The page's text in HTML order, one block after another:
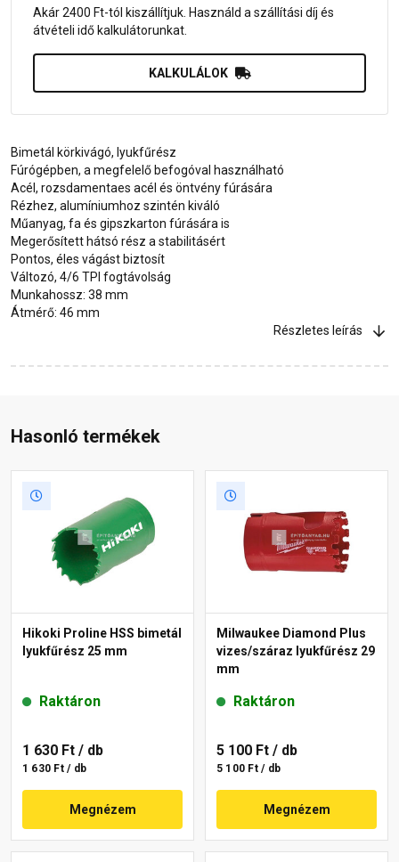
Akár 2400 Ft-tól kiszállítjuk. Használd a szállítási díj és
átvételi idő kalkulátorunkat.
KALKULÁLOK
Bimetál körkivágó, lyukfűrész
Fúrógépben, a megfelelő befogóval használható
Acél, rozsdamentaes acél és öntvény fúrására
Rézhez, alumíniumhoz szintén kiváló
Műanyag, fa és gipszkarton fúrására is
Megerősített hátsó rész a stabilitásért
Pontos, éles vágást biztosít
Változó, 4/6 TPI fogtávolság
Munkahossz: 38 mm
Átmérő: 46 mm
Részletes leírás
Hasonló termékek
Hikoki Proline HSS bimetál
lyukfűrész 25 mm
Raktáron
1 630 Ft / db
1 630 Ft / db
Megnézem
Milwaukee Diamond Plus
vizes/száraz lyukfűrész 29
mm
Raktáron
5 100 Ft / db
5 100 Ft / db
Megnézem